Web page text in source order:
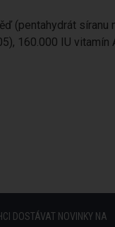
(pentahydrát síranu
160.000 IU vitamín
DOSTÁVAT NOVINKY NA